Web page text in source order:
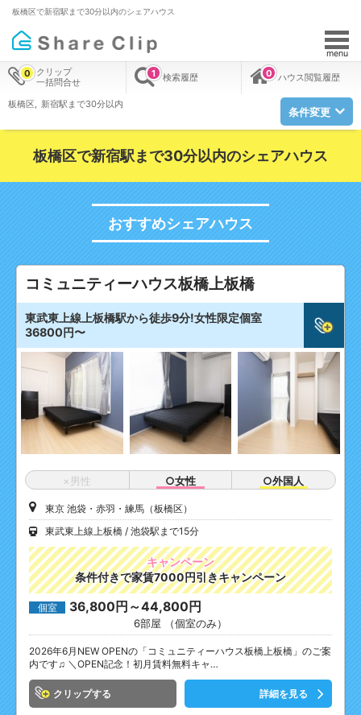
板橋区で新宿駅まで30分以内のシェアハウス
menu
クリップ
一括問合せ
0 検索履歴
1 ハウス閲覧履歴
0
板橋区 新宿駅まで30分以内
条件変更
板橋区で新宿駅まで30分以内のシェアハウス
おすすめシェアハウス
コミュニティーハウス板橋上板橋
東武東上線上板橋駅から徒歩9分!女性限定個室
36800円〜
×男性 ○女性 ○外国人
東京 池袋・赤羽・練馬（板橋区）
東武東上線上板橋
池袋駅まで15分
キャンペーン
条件付きで家賃7000円引きキャンペーン
個室 36,800円～44,800円
6部屋 （個室のみ）
2026年6月NEW OPENの「コミュニティーハウス板橋上板橋」のご案
内です♫ ＼OPEN記念！初月賃料無料キャ…
クリップ 詳細を見る